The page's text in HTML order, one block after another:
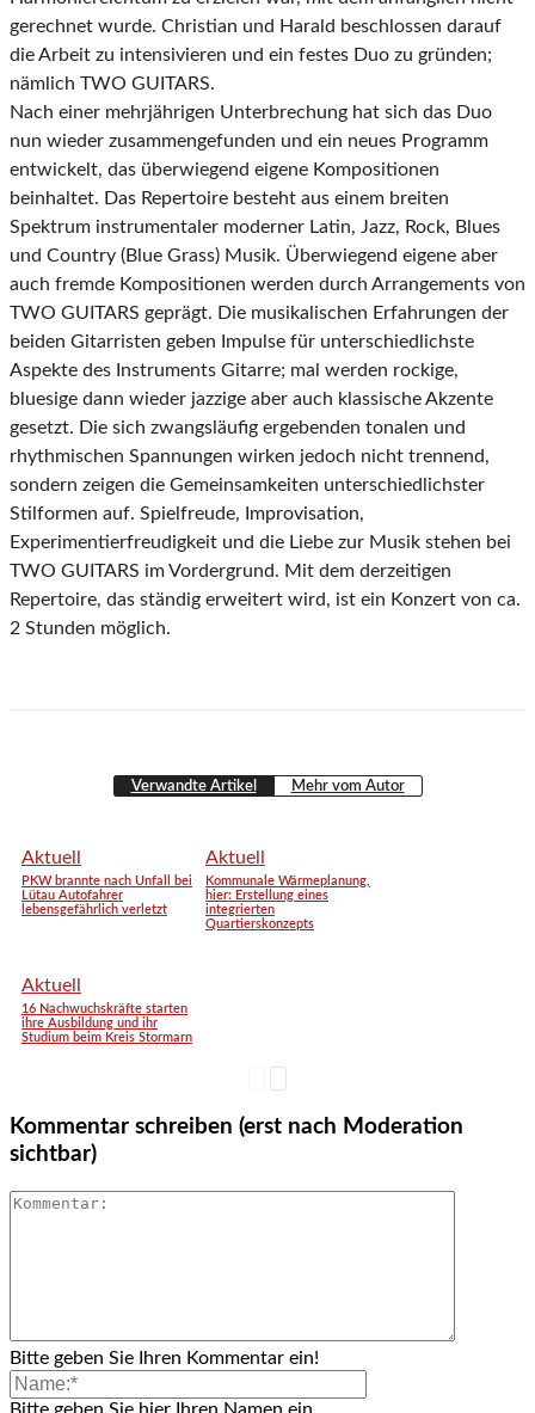
gerechnet wurde. Christian und Harald beschlossen darauf
die Arbeit zu intensivieren und ein festes Duo zu gründen;
nämlich TWO GUITARS.
Nach einer mehrjährigen Unterbrechung hat sich das Duo
nun wieder zusammengefunden und ein neues Programm
entwickelt, das überwiegend eigene Kompositionen
beinhaltet. Das Repertoire besteht aus einem breiten
Spektrum instrumentaler moderner Latin, Jazz, Rock, Blues
und Country (Blue Grass) Musik. Überwiegend eigene aber
auch fremde Kompositionen werden durch Arrangements von
TWO GUITARS geprägt. Die musikalischen Erfahrungen der
beiden Gitarristen geben Impulse für unterschiedlichste
Aspekte des Instruments Gitarre; mal werden rockige,
bluesige dann wieder jazzige aber auch klassische Akzente
gesetzt. Die sich zwangsläufig ergebenden tonalen und
rhythmischen Spannungen wirken jedoch nicht trennend,
sondern zeigen die Gemeinsamkeiten unterschiedlichster
Stilformen auf. Spielfreude, Improvisation,
Experimentierfreudigkeit und die Liebe zur Musik stehen bei
TWO GUITARS im Vordergrund. Mit dem derzeitigen
Repertoire, das ständig erweitert wird, ist ein Konzert von ca.
2 Stunden möglich.
Verwandte Artikel Mehr vom Autor
Aktuell
PKW brannte nach Unfall bei
Lütau Autofahrer
lebensgefährlich verletzt
Aktuell
Kommunale Wärmeplanung,
hier: Erstellung eines
integrierten
Quartierskonzepts
Aktuell
16 Nachwuchskräfte starten
ihre Ausbildung und ihr
Studium beim Kreis Stormarn
Kommentar schreiben (erst nach Moderation
sichtbar)
Bitte geben Sie Ihren Kommentar ein!
Bitte geben Sie hier Ihren Namen ein